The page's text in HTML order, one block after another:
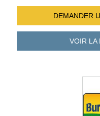
DEMANDER
VOIR LA